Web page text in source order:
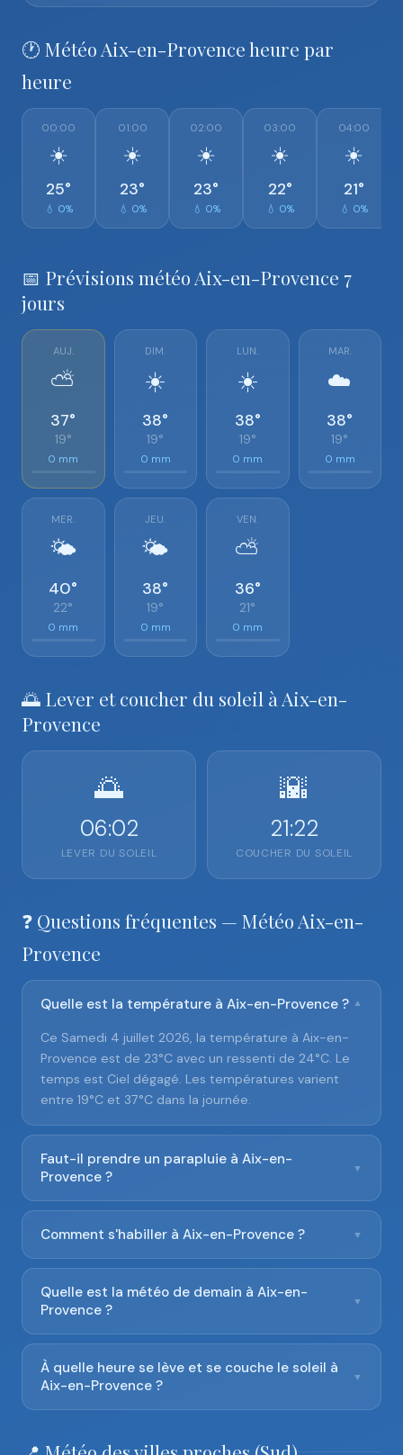
🕐 Météo Aix-en-Provence heure par
heure
00:00
☀️
25°
💧 0%
01:00
☀️
23°
💧 0%
02:00
☀️
23°
💧 0%
03:00
☀️
22°
💧 0%
04:00
☀️
21°
💧 0%
📅 Prévisions météo Aix-en-Provence 7
jours
AUJ.
⛅
37°
19°
0 mm
DIM.
☀️
38°
19°
0 mm
LUN.
☀️
38°
19°
0 mm
MAR.
☁️
38°
19°
0 mm
MER.
🌤️
40°
22°
0 mm
JEU.
🌤️
38°
19°
0 mm
VEN.
⛅
36°
21°
0 mm
🌅 Lever et coucher du soleil à Aix-en-
Provence
🌅
06:02
LEVER DU SOLEIL
🌇
21:22
COUCHER DU SOLEIL
❓ Questions fréquentes — Météo Aix-en-
Provence
Quelle est la température à Aix-en-Provence ? ▼
Ce Samedi 4 juillet 2026, la température à Aix-en-
Provence est de 23°C avec un ressenti de 24°C. Le
temps est Ciel dégagé. Les températures varient
entre 19°C et 37°C dans la journée.
Faut-il prendre un parapluie à Aix-en-
Provence ?
▼
Comment s'habiller à Aix-en-Provence ? ▼
Quelle est la météo de demain à Aix-en-
Provence ?
▼
À quelle heure se lève et se couche le soleil à
Aix-en-Provence ?
▼